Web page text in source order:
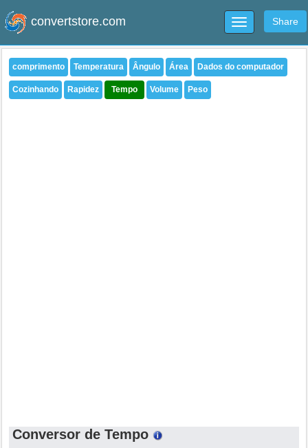
Toggle
navigation
Share
convertstore.com
comprimento Temperatura Ângulo Área Dados do computador
Cozinhando Rapidez Tempo Volume Peso
Conversor de Tempo